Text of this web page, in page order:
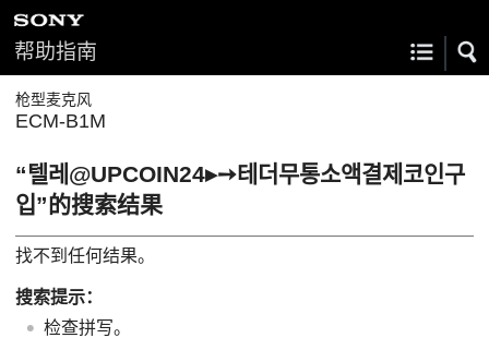
帮助指南
枪型麦克风
ECM-B1M
“텔레@UPCOIN24▸➙테더무통소액결제코인구
입”的搜索结果
找不到任何结果。
搜索提示：
检查拼写。